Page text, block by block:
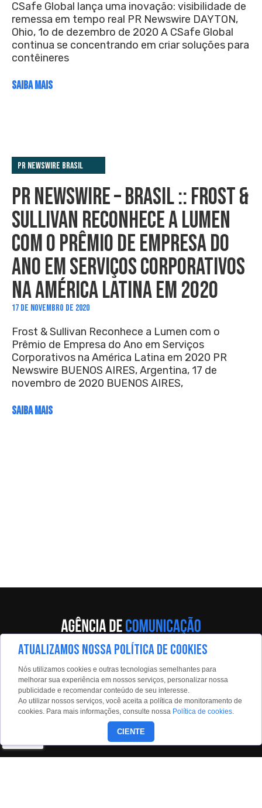
CSafe Global lança uma inovação: visibilidade de
remessa em tempo real PR Newswire DAYTON,
Ohio, 1o de dezembro de 2020 A CSafe Global
continua se concentrando em criar soluções para
contêineres
SAIBA MAIS
PR Newswire Brasil
PR NEWSWIRE – BRASIL :: FROST &
SULLIVAN RECONHECE A LUMEN
COM O PRÊMIO DE EMPRESA DO
ANO EM SERVIÇOS CORPORATIVOS
NA AMÉRICA LATINA EM 2020
17 DE NOVEMBRO DE 2020
Frost & Sullivan Reconhece a Lumen com o
Prêmio de Empresa do Ano em Serviços
Corporativos na América Latina em 2020 PR
Newswire BUENOS AIRES, Argentina, 17 de
novembro de 2020 BUENOS AIRES,
SAIBA MAIS
Av. Eng. Caetano Álvares, 55 - 5º andar
Limão, São Paulo, 02598-900
Contato:
estadaoconteudo@estadao.com
(11)99350-0439
ATUALIZAMOS NOSSA POLÍTICA DE COOKIES
Nós utilizamos cookies e outras tecnologias semelhantes para
melhorar sua experiência em nossos serviços, personalizar nossa
publicidade e recomendar conteúdo de seu interesse.
Ao utilizar nossos serviços, você aceita a política de monitoramento de
cookies. Para mais informações, consulte nossa Política de cookies.
CIENTE